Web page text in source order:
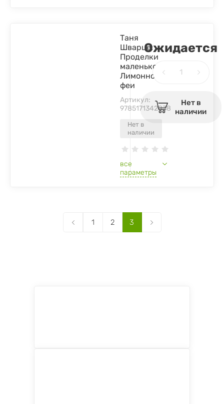
Нет в
наличии
Таня
Шварце:
Проделки
маленькой
Лимонной
феи
Артикул:
9785171342838
все
параметры
Ожидается
Нет в
наличии
1 2 3